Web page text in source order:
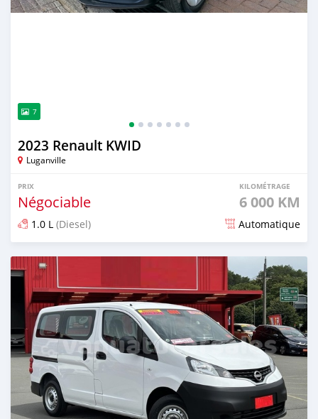
7
2023 Renault KWID
Luganville
PRIX
Négociable
KILOMÉTRAGE
6 000 KM
1.0 L (Diesel) Automatique
Publié il y a environ 2 ans